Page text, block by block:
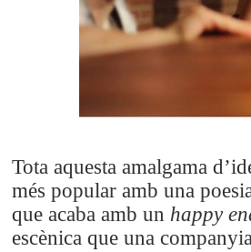
Tota aquesta amalgama
més popular amb una
que acaba amb un happy
escènica que una